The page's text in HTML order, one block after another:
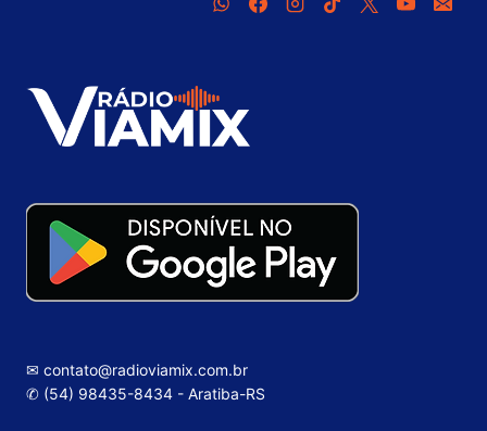
✉ contato@radioviamix.com.br
✆ (54) 98435-8434 - Aratiba-RS